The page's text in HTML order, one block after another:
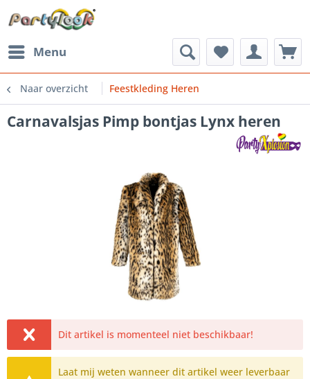
Menu
Naar overzicht Feestkleding Heren
Carnavalsjas Pimp bontjas Lynx heren
Dit artikel is momenteel niet beschikbaar!
Laat mij weten wanneer dit artikel weer leverbaar